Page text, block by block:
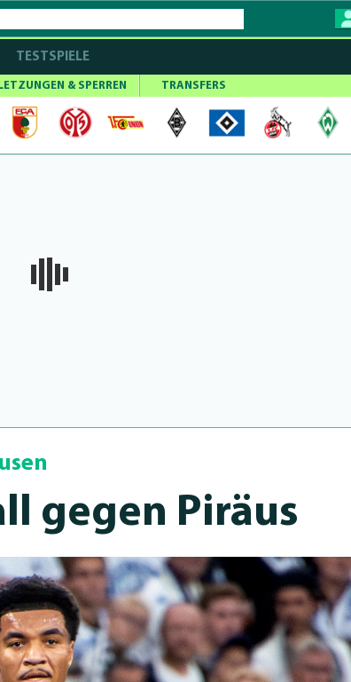
TESTSPIELE
& SPERREN TRANSFERS
gegen Piräus